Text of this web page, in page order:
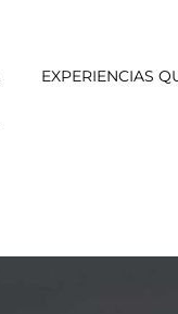
EXPERIENCIAS